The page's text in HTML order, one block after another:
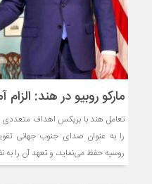
مارکو روبیو در هند: الزام
تعامل هند با بریکس اهداف متعددی
را به عنوان صدای جنوب جهانی
روسیه حفظ می‌نماید، و تعهد آن را